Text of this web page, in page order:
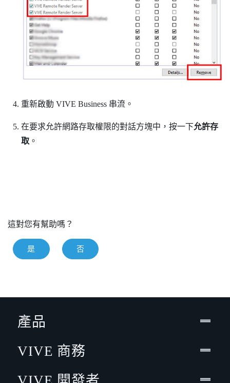
重新啟動 VIVE Business 串流 。
在要求允許網路存取權限的對話方塊中，按一下允許存
取。
這對您有幫助嗎？
是 否
產品
VIVE 商務